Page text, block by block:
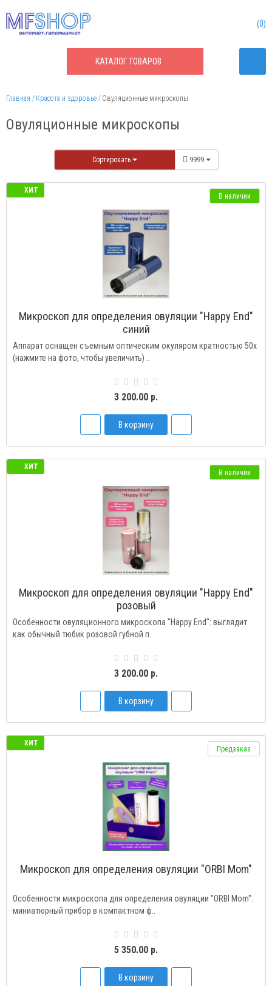
КАТАЛОГТОВАРОВ
0
Главная Красота и здоровье Овуляционные микроскопы
Овуляционные микроскопы
Сортировать 9999
ХИТ
В наличии
Микроскоп для определения овуляции "Happy End"
синий
Аппарат оснащен съемным оптическим окуляром кратностью 50х
(нажмите на фото, чтобы увеличить) ..
3 200.00 р.
В корзину
ХИТ
В наличии
Микроскоп для определения овуляции "Happy End"
розовый
Особенности овуляционного микроскопа "Happy End": выглядит
как обычный тюбик розовой губной п..
3 200.00 р.
В корзину
ХИТ
Предзаказ
Микроскоп для определения овуляции "ORBI Mom"
Особенности микроскопа для определения овуляции "ORBI Mom":
миниатюрный прибор в компактном ф..
5 350.00 р.
В корзину